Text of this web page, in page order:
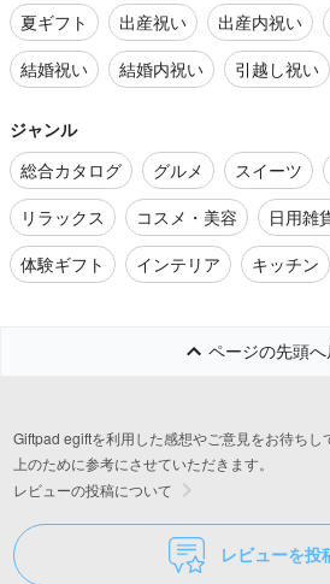
夏ギフト
出産祝い 出産内祝い
結婚祝い
結婚内祝い 引越し祝い
ジャンル
総合カタログ
グルメ スイーツ
リラックス
コスメ・美容 日用雑
体験ギフト
インテリア キッチン
ページの先頭へ
Giftpad egiftを利用した感想やご意見をお待ちし
上のために参考にさせていただきます。
レビューの投稿について
レビューを投